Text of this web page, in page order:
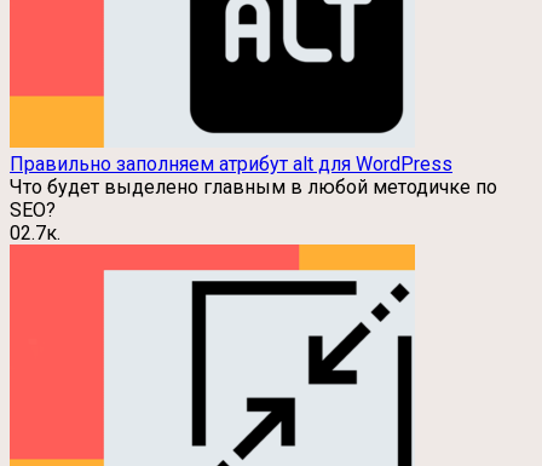
Правильно заполняем атрибут alt для WordPress
Что будет выделено главным в любой методичке по
SEO?
02.7к.